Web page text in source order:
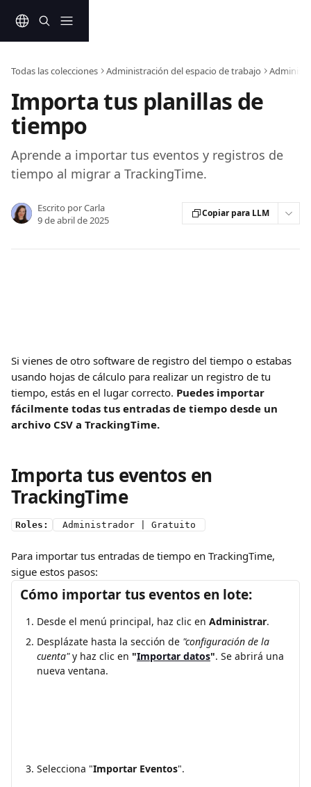
Todas las colecciones Administración del espacio de trabajo
Importa tus planillas de
tiempo
Aprende a importar tus eventos y registros de
tiempo al migrar a TrackingTime.
Escrito porCarla
9 de abril de 2025
Copiar para LLM
Si vienes de otro software de registro del tiempo o estabas
usando hojas de cálculo para realizar un registro de tu
tiempo, estás en el lugar correcto. Puedes importar
fácilmente todas tus entradas de tiempo desde un
archivo CSV a TrackingTime.
Importa tus eventos en
TrackingTime
Roles: Administrador | Gratuito
Para importar tus entradas de tiempo en TrackingTime,
sigue estos pasos:
Cómo importar tus eventos en lote:
Desde el menú principal, haz clic en Administrar.
Desplázate hasta la sección de "configuración de la
cuenta" y haz clic en "Importar datos". Se abrirá una
nueva ventana.
Selecciona "Importar Eventos".